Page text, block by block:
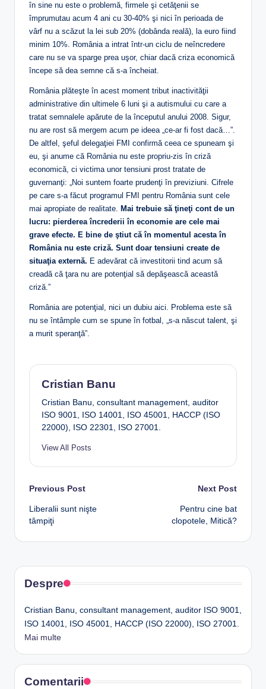
în sine nu este o problemă, firmele şi cetăţenii se
împrumutau acum 4 ani cu 30-40% şi nici în perioada de
vârf nu a scăzut la lei sub 20% (dobânda reală), la euro fiind
minim 10%. România a intrat într-un ciclu de neîncredere
care nu se va sparge prea uşor, chiar dacă criza economică
începe să dea semne că s-a încheiat.
România plăteşte în acest moment tribut inactivităţii
administrative din ultimele 6 luni şi a autismului cu care a
tratat semnalele apărute de la începutul anului 2008. Sigur,
nu are rost să mergem acum pe ideea „ce-ar fi fost dacă…”.
De altfel, şeful delegaţiei FMI confirmă ceea ce spuneam şi
eu, şi anume că România nu este propriu-zis în criză
economică, ci victima unor tensiuni prost tratate de
guvernanţi: „Noi suntem foarte prudenţi în previziuni. Cifrele
pe care s-a făcut programul FMI pentru România sunt cele
mai apropiate de realitate. Mai trebuie să ţineţi cont de un
lucru: pierderea încrederii în economie are cele mai
grave efecte. E bine de ştiut că în momentul acesta în
România nu este criză. Sunt doar tensiuni create de
situaţia externă. E adevărat că investitorii tind acum să
creadă că ţara nu are potenţial să depăşească această
criză.”
România are potenţial, nici un dubiu aici. Problema este să
nu se întâmple cum se spune în fotbal, „s-a născut talent, şi
a murit speranţă”.
Cristian Banu
Cristian Banu, consultant management, auditor
ISO 9001, ISO 14001, ISO 45001, HACCP (ISO
22000), ISO 22301, ISO 27001.
View All Posts
Post
navigation
Previous Post
Liberalii sunt nişte
tâmpiţi
Next Post
Pentru cine bat
clopotele, Mitică?
Despre
Cristian Banu, consultant management, auditor ISO 9001,
ISO 14001, ISO 45001, HACCP (ISO 22000), ISO 27001.
Mai multe
Comentarii